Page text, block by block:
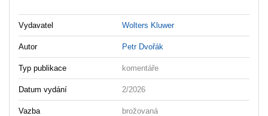
Vydavatel Wolters Kluwer
Autor Petr Dvořák
Typ publikace komentáře
Datum vydání 2/2026
Vazba brožovaná